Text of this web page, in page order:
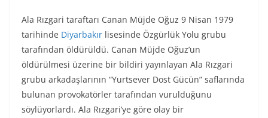
Ala Rızgari taraftarı Canan Müjde Oğuz 9 Nisan 1979
tarihinde Diyarbakır lisesinde Özgürlük Yolu grubu
tarafından öldürüldü. Canan Müjde Oğuz’un
öldürülmesi üzerine bir bildiri yayınlayan Ala Rızgari
grubu arkadaşlarının “Yurtsever Dost Gücün” saflarında
bulunan provokatörler tarafından vurulduğunu
söylüyorlardı. Ala Rızgari’ye göre olay bir